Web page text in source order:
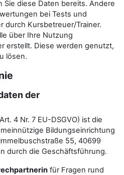
diese Daten bereits. Andere
bei Tests und
durch Kursbetreuer/Trainer.
über Ihre Nutzung
erstellt. Diese werden genutzt,
lösen.
der
4 Nr. 7 EU-DSGVO) ist die
Bildungseinrichtung
55, 40699
durch die Geschäftsführung.
für Fragen rund